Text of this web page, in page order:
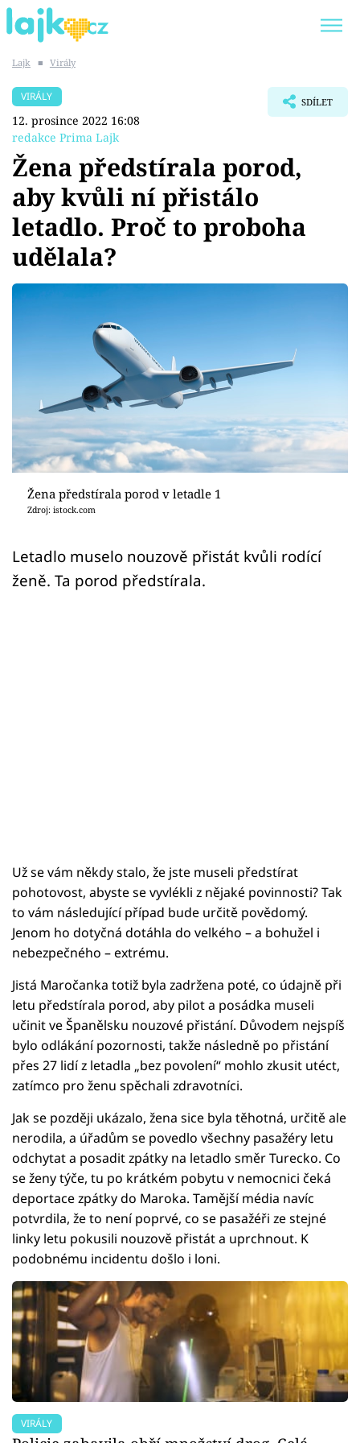
SHOPAHOLICADEL
Témata
Showbyznys
Youtubeři
Sex a vztahy
Videa
Sledujte prima+
Přihlášení
Sledujte nás
Lajk ■ Virály
VIRÁLY
12. prosince 2022 16:08
redakce Prima Lajk
SDÍLET
Žena předstírala porod,
aby kvůli ní přistálo
letadlo. Proč to proboha
udělala?
Žena předstírala porod v letadle 1
Zdroj: istock.com
Letadlo muselo nouzově přistát kvůli rodící
ženě. Ta porod předstírala.
Už se vám někdy stalo, že jste museli předstírat
pohotovost, abyste se vyvlékli z nějaké povinnosti? Tak
to vám následující případ bude určitě povědomý.
Jenom ho dotyčná dotáhla do velkého – a bohužel i
nebezpečného – extrému.
Jistá Maročanka totiž byla zadržena poté, co údajně při
letu předstírala porod, aby pilot a posádka museli
učinit ve Španělsku nouzové přistání. Důvodem nejspíš
bylo odlákání pozornosti, takže následně po přistání
přes 27 lidí z letadla „bez povolení“ mohlo zkusit utéct,
zatímco pro ženu spěchali zdravotníci.
Jak se později ukázalo, žena sice byla těhotná, určitě ale
nerodila, a úřadům se povedlo všechny pasažéry letu
odchytat a posadit zpátky na letadlo směr Turecko. Co
se ženy týče, tu po krátkém pobytu v nemocnici čeká
deportace zpátky do Maroka. Tamější média navíc
potvrdila, že to není poprvé, co se pasažéři ze stejné
linky letu pokusili nouzově přistát a uprchnout. K
podobnému incidentu došlo i loni.
VIRÁLY